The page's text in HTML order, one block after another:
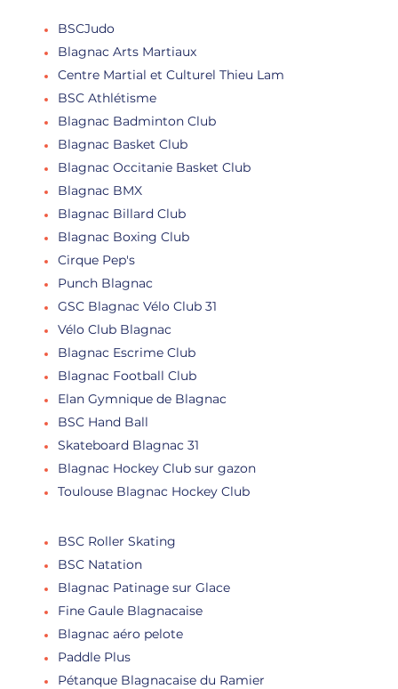
BSCJudo
Blagnac Arts Martiaux
Centre Martial et Culturel Thieu Lam
BSC Athlétisme
Blagnac Badminton Club
Blagnac Basket Club
Blagnac Occitanie Basket Club
Blagnac BMX
Blagnac Billard Club
Blagnac Boxing Club
Cirque Pep's
Punch Blagnac
GSC Blagnac Vélo Club 31
Vélo Club Blagnac
Blagnac Escrime Club
Blagnac Football Club
Elan Gymnique de Blagnac
BSC Hand Ball
Skateboard Blagnac 31
Blagnac Hockey Club sur gazon
Toulouse Blagnac Hockey Club
BSC Roller Skating
BSC Natation
Blagnac Patinage sur Glace
Fine Gaule Blagnacaise
Blagnac aéro pelote
Paddle Plus
Pétanque Blagnacaise du Ramier